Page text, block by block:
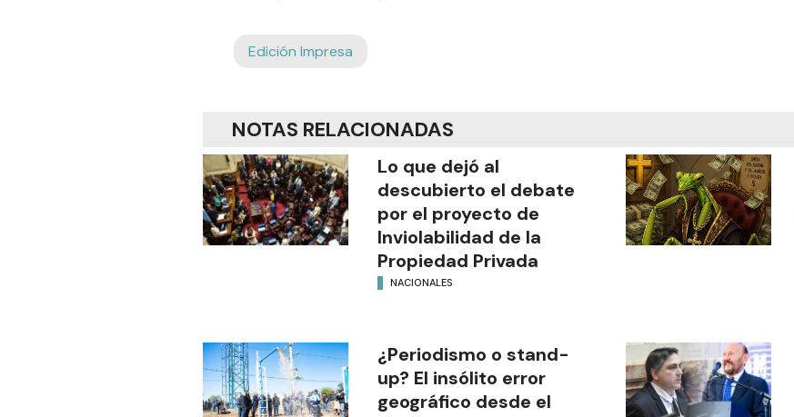
Edición Impresa
NOTAS RELACIONADAS
Lo que dejó al
descubierto el debate
por el proyecto de
Inviolabilidad de la
Propiedad Privada
NACIONALES
¿Periodismo o stand-
up? El insólito error
geográfico desde el